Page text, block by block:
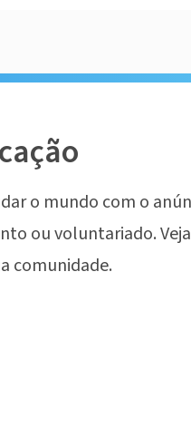
o mundo com o
ou voluntariado. Veja
comunidade.